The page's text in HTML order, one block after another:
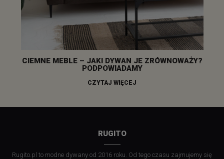
CIEMNE MEBLE – JAKI DYWAN JE ZRÓWNOWAŻY?
PODPOWIADAMY
CZYTAJ WIĘCEJ
RUGITO
Rugito.pl to modne dywany od 2016 roku. Od tego czasu zajmujemy się